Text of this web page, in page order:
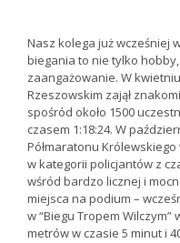
Nasz kolega już wcześniej
biegania to nie tylko
zaangażowanie. W
Rzeszowskim zajął
spośród około 1500
czasem 1:18:24. W
Półmaratonu Królewskiego
w kategorii policjantów z
wśród bardzo licznej i
miejsca na podium –
w “Biegu Tropem Wilczym”
metrów w czasie 5 minut i